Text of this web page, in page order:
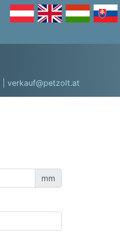
| verkauf@petzolt.at
mm